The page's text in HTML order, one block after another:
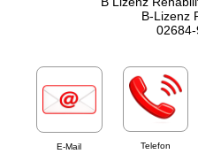
B-Lizenz
E-Mail Telefon